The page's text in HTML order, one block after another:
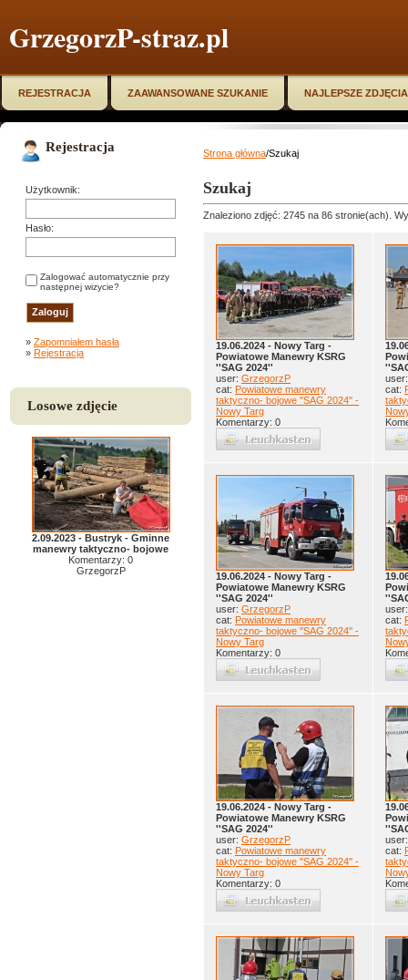
GrzegorzP-straz.pl
REJESTRACJA ZAAWANSOWANE SZUKANIE NAJLEPSZE ZDJĘCIA
Rejestracja
Użytkownik:
Hasło:
Zalogować automatycznie przy
następnej wizycie?
» Zapomniałem hasła
» Rejestracja
Losowe zdjęcie
2.09.2023 - Bustryk - Gminne
manewry taktyczno- bojowe
Komentarzy: 0
GrzegorzP
Strona główna/Szukaj
Szukaj
Znaleziono zdjęć: 2745 na 86 stronie(ach).
19.06.2024 - Nowy Targ -
Powiatowe Manewry KSRG
''SAG 2024''
user: GrzegorzP
cat: Powiatowe manewry
taktyczno- bojowe ''SAG 2024'' -
Nowy Targ
Komentarzy: 0
cat:
19.06.2024 - Nowy Targ -
Powiatowe Manewry KSRG
''SAG 2024''
user: GrzegorzP
cat: Powiatowe manewry
taktyczno- bojowe ''SAG 2024'' -
Nowy Targ
Komentarzy: 0
cat:
19.06.2024 - Nowy Targ -
Powiatowe Manewry KSRG
''SAG 2024''
user: GrzegorzP
cat: Powiatowe manewry
taktyczno- bojowe ''SAG 2024'' -
Nowy Targ
Komentarzy: 0
cat: